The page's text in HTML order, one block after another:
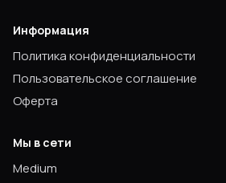
Информация
Политика конфиденциальности
Пользовательское соглашение
Оферта
Мы в сети
Medium